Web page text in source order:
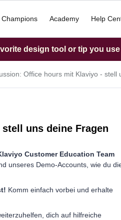
Champions Academy Help
design tool or tip you
Office hours mit Klaviyo - stell
uns deine Fragen
Customer Education Team
unseres Demo-Accounts, wie du
Komm einfach vorbei und erhalte
dich auf hilfreiche